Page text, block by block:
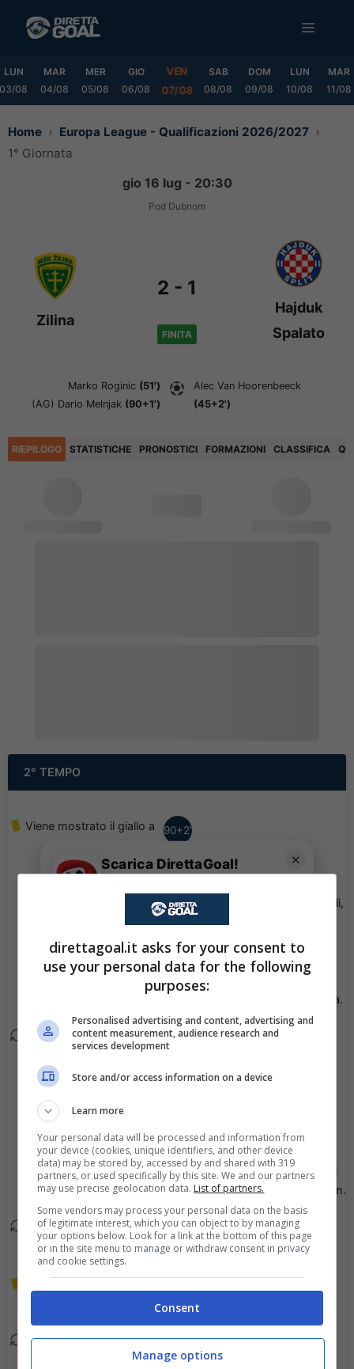
MENU
LUN
03/08
MAR
04/08
MER
05/08
GIO
06/08
VEN
07/08
SAB
08/08
DOM
09/08
LUN
10/08
MAR
11/08
Home
Europa League - Qualificazioni 2026/2027
1° Giornata
gio 16 lug - 20:30
Pod Dubnom
Zilina
2 - 1
FINITA
Hajduk
Spalato
Marko Roginic (51')
(AG) Dario Melnjak (90+1')
Alec Van Hoorenbeeck
(45+2')
RIEPILOGO STATISTICHE PRONOSTICI FORMAZIONI CLASSIFICA
2° TEMPO
90+2'
Viene mostrato il giallo a
mette le mani nei capelli,
ha segnato al suo
portiere!
84'
Michele Sego esce, al
suo posto Marko Livaja.
82'
Xavier Adang esce, al
suo posto Andrei Florea.
Sanyang.
75'
Roko Brajkovic esce, al
suo posto Adam Guram.
72'
Patrik Ilko esce, al suo
posto Samuel Datko.
67'
Xavier Adang.
Miroslav Kacer esce, al
suo posto Fabian Bzdyl.
✕
Scarica DirettaGoal!
Con i pronostici dei migliori Tipster!
direttagoal.it asks for your consent to
use your personal data for the following
purposes:
Personalised advertising and content, advertising and
content measurement, audience research and
services development
Store and/or access information on a device
Learn more
Your personal data will be processed and information from
your device (cookies, unique identifiers, and other device
data) may be stored by, accessed by and shared with 319
partners, or used specifically by this site. We and our partners
may use precise geolocation data. List of partners.
Some vendors may process your personal data on the basis
of legitimate interest, which you can object to by managing
your options below. Look for a link at the bottom of this page
or in the site menu to manage or withdraw consent in privacy
and cookie settings.
Consent
Manage options